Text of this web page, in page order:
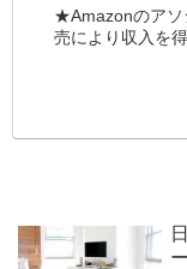
★Amazonのアソ
売により収入を